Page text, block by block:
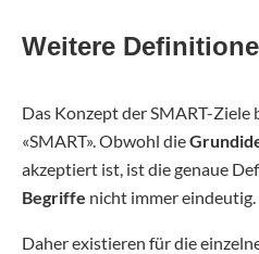
Weitere
Das Konzept der SMART-
«SMART». Obwohl die
akzeptiert ist, ist die genaue
Begriffe nicht immer eindeutig.
Daher existieren für die